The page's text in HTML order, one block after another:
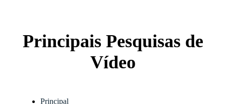
Principais Pesquisas de
Vídeo
Principal